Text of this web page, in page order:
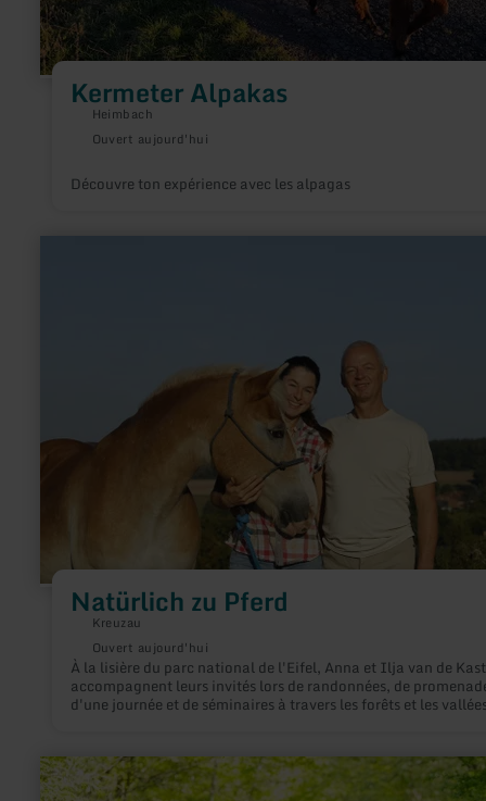
Kermeter Alpakas
Heimbach
Ouvert aujourd'hui
Découvre ton expérience avec les alpagas
Natürlich zu Pferd
Kreuzau
Ouvert aujourd'hui
À la lisière du parc national de l'Eifel, Anna et Ilja van de
accompagnent leurs invités lors de randonnées, de
d'une journée et de séminaires à travers les forêts et les
en
savoir